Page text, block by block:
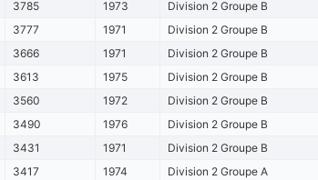
3785 1973
Division 2 Groupe B
3777 1971
Division 2 Groupe B
3666 1971
Division 2 Groupe B
3613 1975
Division 2 Groupe B
3560 1972
Division 2 Groupe B
3490 1976
Division 2 Groupe B
3431 1971
Division 2 Groupe B
3417 1974
Division 2 Groupe A